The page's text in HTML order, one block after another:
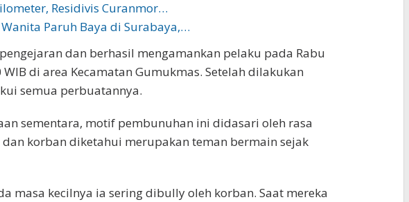
Residivis Curanmor…
Paruh Baya di Surabaya,…
dan berhasil mengamankan pelaku pada Rabu
di area Kecamatan Gumukmas. Setelah dilakukan
semua perbuatannya.
sementara, motif pembunuhan ini didasari oleh rasa
korban diketahui merupakan teman bermain sejak
masa kecilnya ia sering dibully oleh korban. Saat mereka